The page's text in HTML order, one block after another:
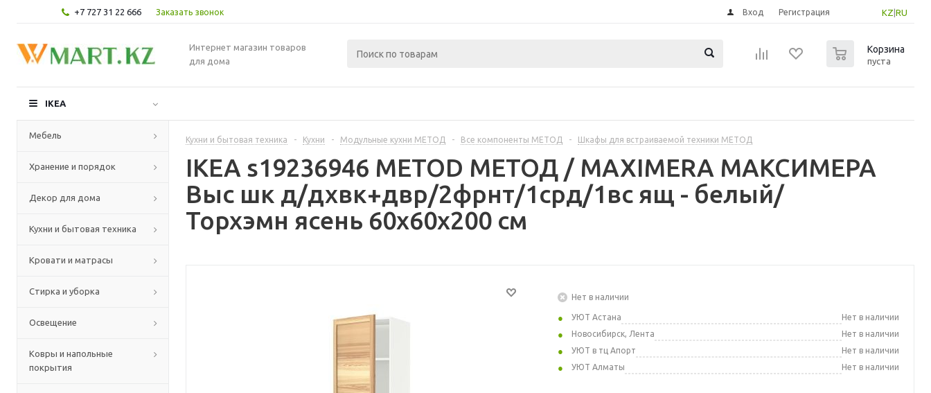
+7 727 31 22 666 Заказать звонок KZ RU
Вход Регистрация
Интернет магазин товаров
для дома
Корзина
пуста
IKEA
Мебель
Хранение и порядок
Декор для дома
Кухни и бытовая техника
Кровати и матрасы
Стирка и уборка
Освещение
Ковры и напольные
покрытия
Кухни и бытовая техника - Кухни - Модульные кухни МЕТОД - Все компоненты МЕТОД - Шкафы для встраиваемой техники МЕТОД
IKEA s19236946 METOD МЕТОД / MAXIMERA МАКСИМЕРА
Выс шк д/дхвк+двр/2фрнт/1срд/1вс ящ - белый/
Торхэмн ясень 60x60x200 см
Нет в наличии
УЮТ Астана
Нет в наличии
Новосибирск, Лента
Нет в наличии
УЮТ в тц Апорт
Нет в наличии
УЮТ Алматы
Нет в наличии